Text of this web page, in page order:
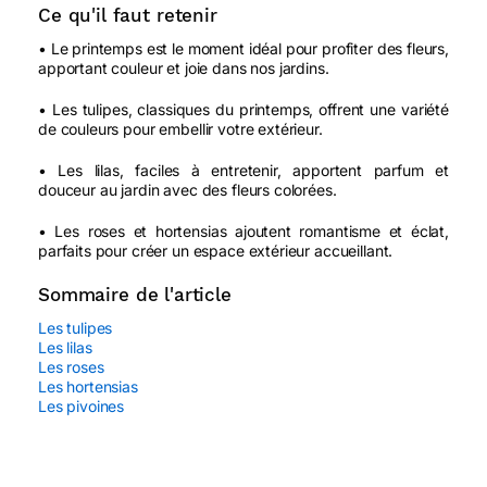
Ce qu'il faut retenir
• Le printemps est le moment idéal pour profiter des fleurs,
apportant couleur et joie dans nos jardins.
• Les tulipes, classiques du printemps, offrent une variété
de couleurs pour embellir votre extérieur.
• Les lilas, faciles à entretenir, apportent parfum et
douceur au jardin avec des fleurs colorées.
• Les roses et hortensias ajoutent romantisme et éclat,
parfaits pour créer un espace extérieur accueillant.
Sommaire de l'article
Les tulipes
Les lilas
Les roses
Les hortensias
Les pivoines